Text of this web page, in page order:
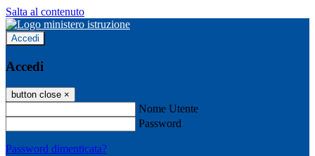
Salta al contenuto
Accedi
Accedi
button close ×
Nome Utente
Password
Password dimenticata?